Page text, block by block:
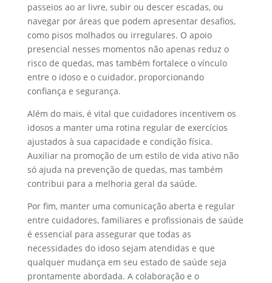
passeios ao ar livre, subir ou descer escadas, ou
navegar por áreas que podem apresentar desafios,
como pisos molhados ou irregulares. O apoio
presencial nesses momentos não apenas reduz o
risco de quedas, mas também fortalece o vínculo
entre o idoso e o cuidador, proporcionando
confiança e segurança.
Além do mais, é vital que cuidadores incentivem os
idosos a manter uma rotina regular de exercícios
ajustados à sua capacidade e condição física.
Auxiliar na promoção de um estilo de vida ativo não
só ajuda na prevenção de quedas, mas também
contribui para a melhoria geral da saúde.
Por fim, manter uma comunicação aberta e regular
entre cuidadores, familiares e profissionais de saúde
é essencial para assegurar que todas as
necessidades do idoso sejam atendidas e que
qualquer mudança em seu estado de saúde seja
prontamente abordada. A colaboração e o